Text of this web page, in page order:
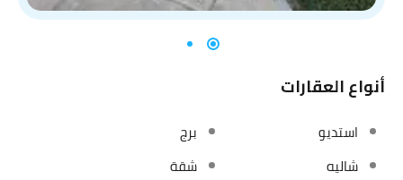
أنواع العقارات
استديو
برج
شاليه
شقة